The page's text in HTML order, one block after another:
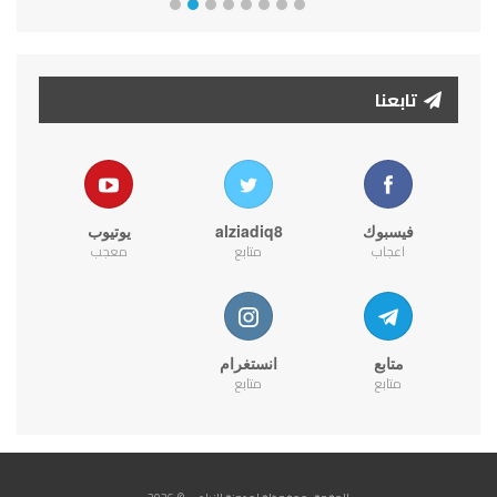
تابعنا
فيسبوك
اعجاب
alziadiq8
متابع
يوتيوب
معجب
متابع
متابع
انستغرام
متابع